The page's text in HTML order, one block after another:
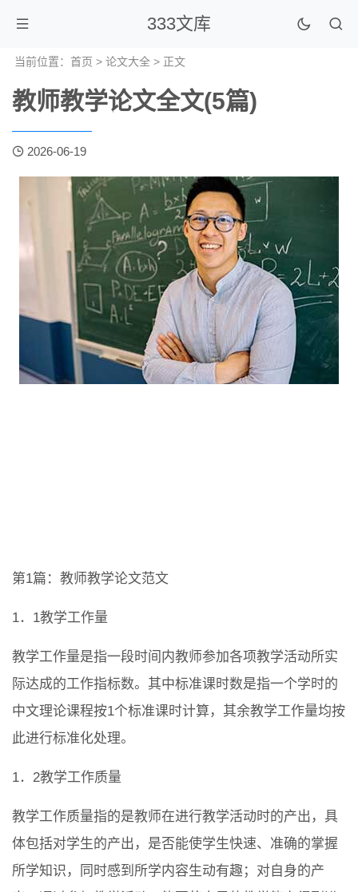
333文库
当前位置： 首页 > 论文大全 > 正文
教师教学论文全文(5篇)
2026-06-19
第1篇：教师教学论文范文
1．1教学工作量
教学工作量是指一段时间内教师参加各项教学活动所实
际达成的工作指标数。其中标准课时数是指一个学时的
中文理论课程按1个标准课时计算，其余教学工作量均按
此进行标准化处理。
1．2教学工作质量
教学工作质量指的是教师在进行教学活动时的产出，具
体包括对学生的产出，是否能使学生快速、准确的掌握
所学知识，同时感到所学内容生动有趣；对自身的产